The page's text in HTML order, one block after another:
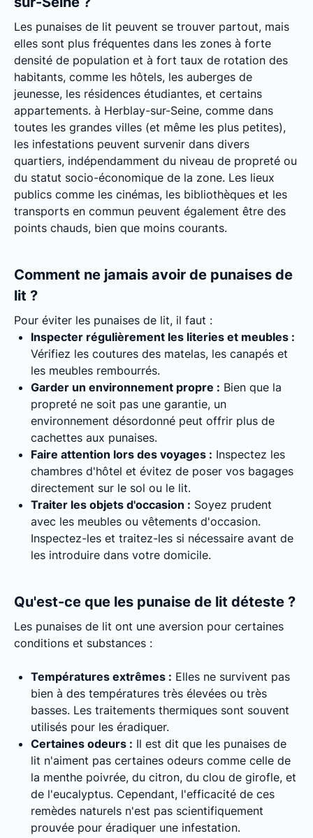
Les punaises de lit peuvent se trouver partout, mais
elles sont plus fréquentes dans les zones à forte
densité de population et à fort taux de rotation des
habitants, comme les hôtels, les auberges de
jeunesse, les résidences étudiantes, et certains
appartements. à Herblay-sur-Seine, comme dans
toutes les grandes villes (et même les plus petites),
les infestations peuvent survenir dans divers
quartiers, indépendamment du niveau de propreté ou
du statut socio-économique de la zone. Les lieux
publics comme les cinémas, les bibliothèques et les
transports en commun peuvent également être des
points chauds, bien que moins courants.
Comment ne jamais avoir de punaises de
lit ?
Pour éviter les punaises de lit, il faut :
Inspecter régulièrement les literies et meubles :
Vérifiez les coutures des matelas, les canapés et
les meubles rembourrés.
Garder un environnement propre : Bien que la
propreté ne soit pas une garantie, un
environnement désordonné peut offrir plus de
cachettes aux punaises.
Faire attention lors des voyages : Inspectez les
chambres d'hôtel et évitez de poser vos bagages
directement sur le sol ou le lit.
Traiter les objets d'occasion : Soyez prudent
avec les meubles ou vêtements d'occasion.
Inspectez-les et traitez-les si nécessaire avant de
les introduire dans votre domicile.
Qu'est-ce que les punaise de lit déteste ?
Les punaises de lit ont une aversion pour certaines
conditions et substances :
Températures extrêmes : Elles ne survivent pas
bien à des températures très élevées ou très
basses. Les traitements thermiques sont souvent
utilisés pour les éradiquer.
Certaines odeurs : Il est dit que les punaises de
lit n'aiment pas certaines odeurs comme celle de
la menthe poivrée, du citron, du clou de girofle, et
de l'eucalyptus. Cependant, l'efficacité de ces
remèdes naturels n'est pas scientifiquement
prouvée pour éradiquer une infestation.